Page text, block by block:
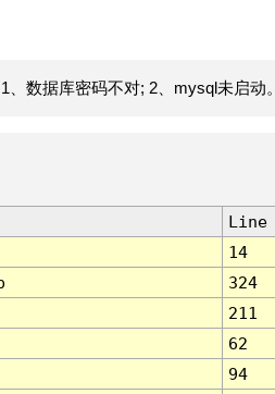
数据库密码不对; 2、mysql未启动。
Line
14
324
211
62
94